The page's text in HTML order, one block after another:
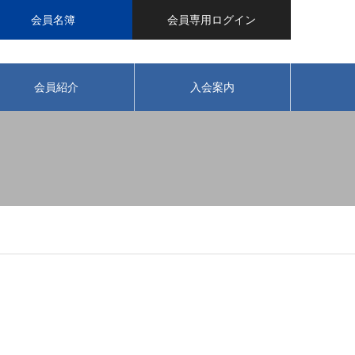
会員名簿 会員専用ログイン
会員紹介 入会案内